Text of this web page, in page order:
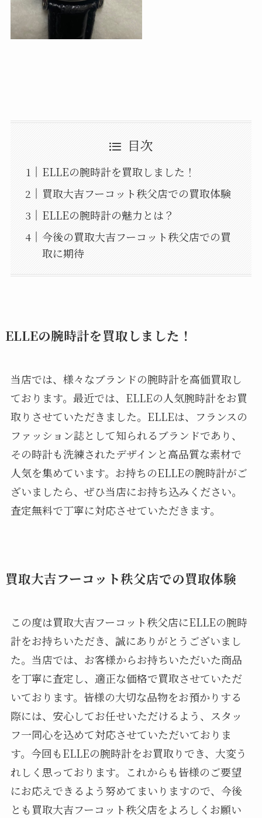
目次
ELLEの腕時計を買取しました！
買取大吉フーコット秩父店での買取体験
ELLEの腕時計の魅力とは？
今後の買取大吉フーコット秩父店での買
取に期待
ELLEの腕時計を買取しました！
当店では、様々なブランドの腕時計を高価買取し
ております。最近では、ELLEの人気腕時計をお買
取りさせていただきました。ELLEは、フランスの
ファッション誌として知られるブランドであり、
その時計も洗練されたデザインと高品質な素材で
人気を集めています。お持ちのELLEの腕時計がご
ざいましたら、ぜひ当店にお持ち込みください。
査定無料で丁寧に対応させていただきます。
買取大吉フーコット秩父店での買取体験
この度は買取大吉フーコット秩父店にELLEの腕時
計をお持ちいただき、誠にありがとうございまし
た。当店では、お客様からお持ちいただいた商品
を丁寧に査定し、適正な価格で買取させていただ
いております。皆様の大切な品物をお預かりする
際には、安心してお任せいただけるよう、スタッ
フ一同心を込めて対応させていただいておりま
す。今回もELLEの腕時計をお買取りでき、大変う
れしく思っております。これからも皆様のご要望
にお応えできるよう努めてまいりますので、今後
とも買取大吉フーコット秩父店をよろしくお願い